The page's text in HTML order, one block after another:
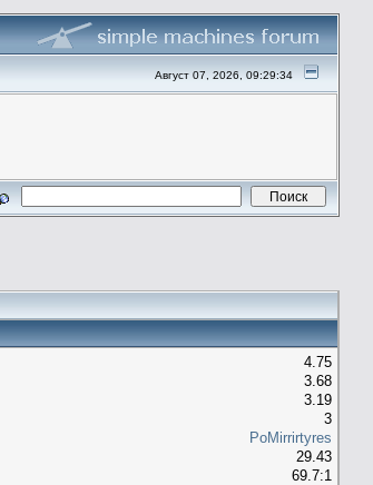
Август 07, 2026, 09:29:34
4.75
3.68
3.19
3
PoMirrirtyres
29.43
69.7:1